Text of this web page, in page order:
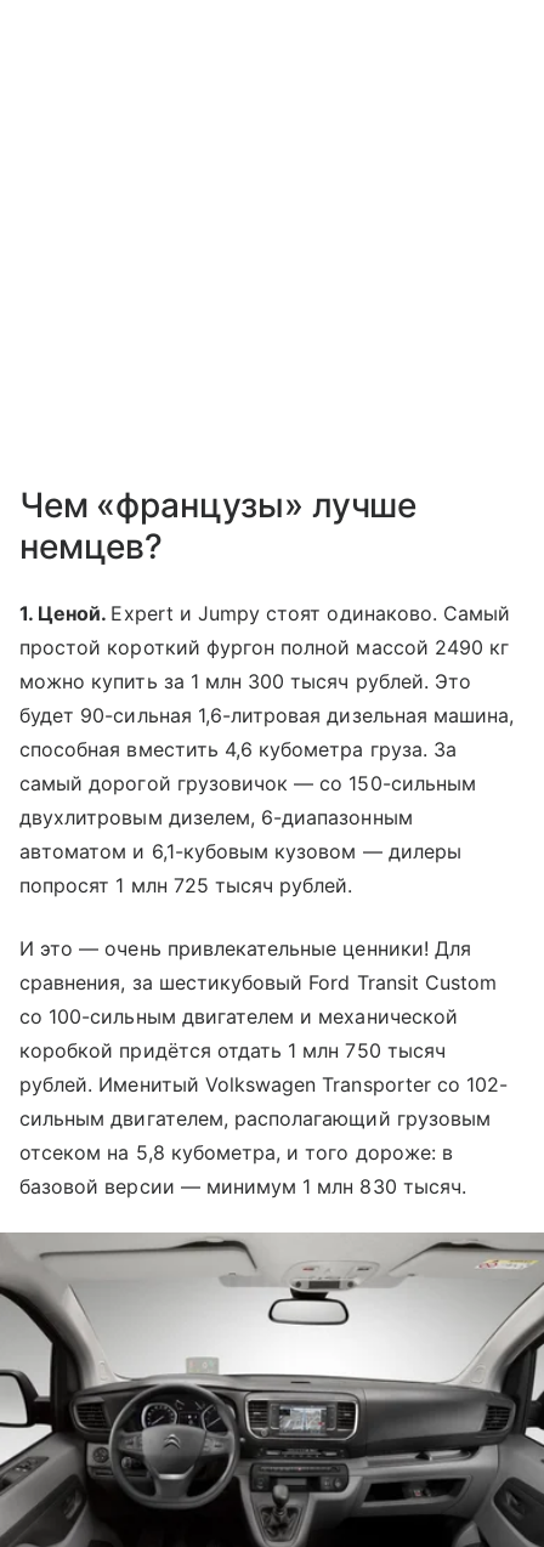
Чем «французы» лучше
немцев?
1. Ценой. Expert и Jumpy стоят одинаково. Cамый
простой короткий фургон полной массой 2490 кг
можно купить за 1 млн 300 тысяч рублей. Это
будет 90-сильная 1,6-литровая дизельная машина,
способная вместить 4,6 кубометра груза. За
самый дорогой грузовичок — со 150-сильным
двухлитровым дизелем, 6-диапазонным
автоматом и 6,1-кубовым кузовом — дилеры
попросят 1 млн 725 тысяч рублей.
И это — очень привлекательные ценники! Для
сравнения, за шестикубовый Ford Transit Custom
со 100-сильным двигателем и механической
коробкой придётся отдать 1 млн 750 тысяч
рублей. Именитый Volkswagen Transporter со 102-
сильным двигателем, располагающий грузовым
отсеком на 5,8 кубометра, и того дороже: в
базовой версии — минимум 1 млн 830 тысяч.